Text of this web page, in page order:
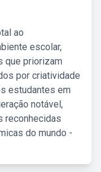
ao
escolar,
que priorizam
por criatividade
estudantes em
notável,
reconhecidas
do mundo -